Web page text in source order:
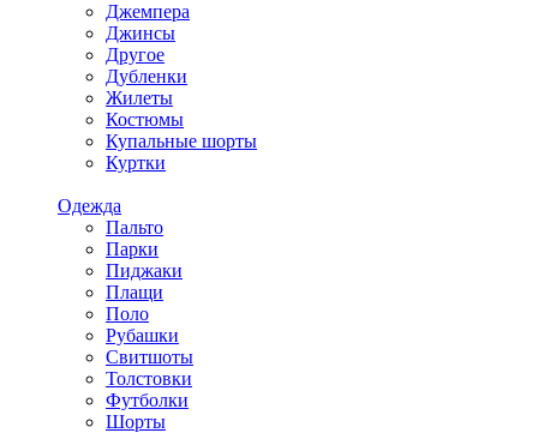
Джемпера
Джинсы
Другое
Дубленки
Жилеты
Костюмы
Купальные шорты
Куртки
Одежда
Пальто
Парки
Пиджаки
Плащи
Поло
Рубашки
Свитшоты
Толстовки
Футболки
Шорты